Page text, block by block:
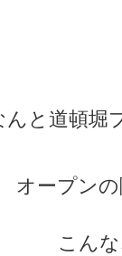
んと道頓堀
オープン
こん